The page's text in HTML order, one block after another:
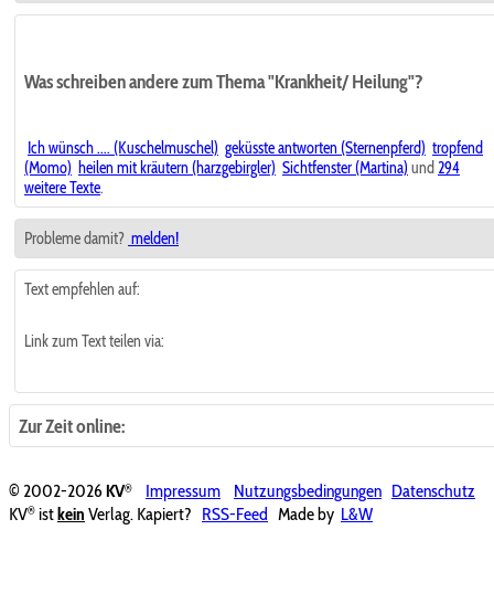
Was schreiben andere zum Thema "Krankheit/ Heilung"?
Ich wünsch .... (Kuschelmuschel) geküsste antworten (Sternenpferd) tropfend
(Momo) heilen mit kräutern (harzgebirgler) Sichtfenster (Martina) und 294
weitere Texte.
Probleme damit? melden!
Text empfehlen auf:
Link zum Text teilen via:
Zur Zeit online:
© 2002-2026KV® Impressum Nutzungsbedingungen Datenschutz
KV® ist kein Verlag. Kapiert? RSS-Feed Made by L&W